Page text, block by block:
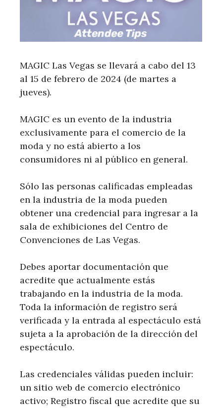
MAGIC Las Vegas se llevará a cabo del 13
al 15 de febrero de 2024 (de martes a
jueves).
MAGIC es un evento de la industria
exclusivamente para el comercio de la
moda y no está abierto a los
consumidores ni al público en general.
Sólo las personas calificadas empleadas
en la industria de la moda pueden
obtener una credencial para ingresar a la
sala de exhibiciones del Centro de
Convenciones de Las Vegas.
Debes aportar documentación que
acredite que actualmente estás
trabajando en la industria de la moda.
Toda la información de registro será
verificada y la entrada al espectáculo está
sujeta a la aprobación de la dirección del
espectáculo.
Las credenciales válidas pueden incluir:
un sitio web de comercio electrónico
activo; Registro fiscal que acredite que su